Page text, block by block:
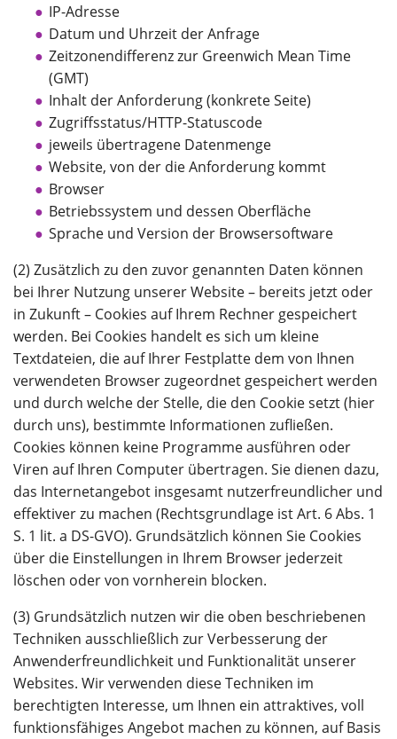
IP-Adresse
Datum und Uhrzeit der Anfrage
Zeitzonendifferenz zur Greenwich Mean Time
(GMT)
Inhalt der Anforderung (konkrete Seite)
Zugriffsstatus/HTTP-Statuscode
jeweils übertragene Datenmenge
Website, von der die Anforderung kommt
Browser
Betriebssystem und dessen Oberfläche
Sprache und Version der Browsersoftware
(2) Zusätzlich zu den zuvor genannten Daten können
bei Ihrer Nutzung unserer Website – bereits jetzt oder
in Zukunft – Cookies auf Ihrem Rechner gespeichert
werden. Bei Cookies handelt es sich um kleine
Textdateien, die auf Ihrer Festplatte dem von Ihnen
verwendeten Browser zugeordnet gespeichert werden
und durch welche der Stelle, die den Cookie setzt (hier
durch uns), bestimmte Informationen zufließen.
Cookies können keine Programme ausführen oder
Viren auf Ihren Computer übertragen. Sie dienen dazu,
das Internetangebot insgesamt nutzerfreundlicher und
effektiver zu machen (Rechtsgrundlage ist Art. 6 Abs. 1
S. 1 lit. a DS-GVO). Grundsätzlich können Sie Cookies
über die Einstellungen in Ihrem Browser jederzeit
löschen oder von vornherein blocken.
(3) Grundsätzlich nutzen wir die oben beschriebenen
Techniken ausschließlich zur Verbesserung der
Anwenderfreundlichkeit und Funktionalität unserer
Websites. Wir verwenden diese Techniken im
berechtigten Interesse, um Ihnen ein attraktives, voll
funktionsfähiges Angebot machen zu können, auf Basis